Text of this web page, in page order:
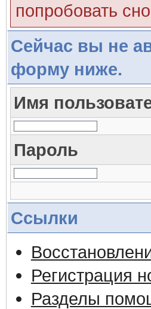
попробовать
Сейчас вы не
форму ниже.
Имя
Пароль
Ссылки
Регистрация
Разделы